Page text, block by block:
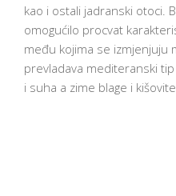
kao i ostali jadranski otoci.
omogućilo procvat
među kojima se izmjenjuju
prevladava mediteranski
i suha a zime blage i